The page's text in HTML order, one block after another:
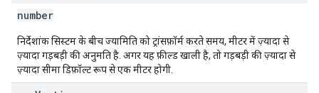
number
निर्देशांक सिस्टम के बीच ज्यामिति को ट्रांसफ़ॉर्म करते समय, मीटर में ज़्यादा से
ज़्यादा गड़बड़ी की अनुमति है. अगर यह फ़ील्ड खाली है, तो गड़बड़ी की ज़्यादा से
ज़्यादा सीमा डिफ़ॉल्ट रूप से एक मीटर होगी.